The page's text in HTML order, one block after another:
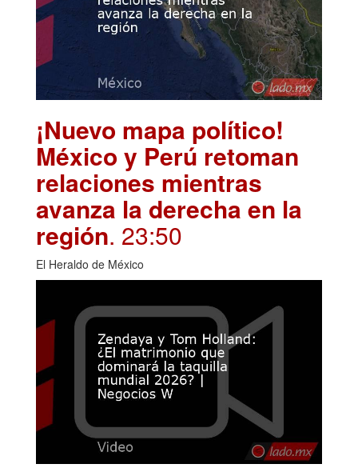
¡Nuevo mapa político!
México y Perú retoman
relaciones mientras
avanza la derecha en la
región. 23:50
El Heraldo de México